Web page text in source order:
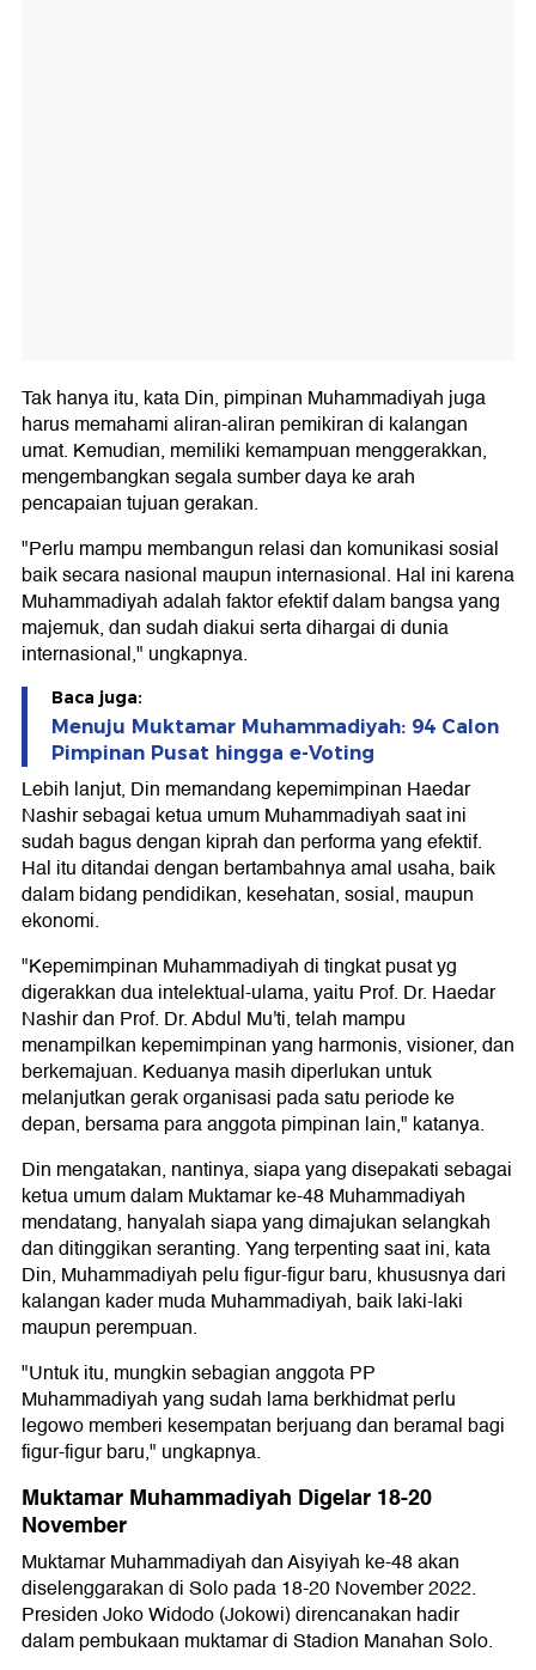
Tak hanya itu, kata Din, pimpinan Muhammadiyah juga
harus memahami aliran-aliran pemikiran di kalangan
umat. Kemudian, memiliki kemampuan menggerakkan,
mengembangkan segala sumber daya ke arah
pencapaian tujuan gerakan.
"Perlu mampu membangun relasi dan komunikasi sosial
baik secara nasional maupun internasional. Hal ini karena
Muhammadiyah adalah faktor efektif dalam bangsa yang
majemuk, dan sudah diakui serta dihargai di dunia
internasional," ungkapnya.
Baca juga:
Menuju Muktamar Muhammadiyah: 94 Calon
Pimpinan Pusat hingga e-Voting
Lebih lanjut, Din memandang kepemimpinan Haedar
Nashir sebagai ketua umum Muhammadiyah saat ini
sudah bagus dengan kiprah dan performa yang efektif.
Hal itu ditandai dengan bertambahnya amal usaha, baik
dalam bidang pendidikan, kesehatan, sosial, maupun
ekonomi.
"Kepemimpinan Muhammadiyah di tingkat pusat yg
digerakkan dua intelektual-ulama, yaitu Prof. Dr. Haedar
Nashir dan Prof. Dr. Abdul Mu'ti, telah mampu
menampilkan kepemimpinan yang harmonis, visioner, dan
berkemajuan. Keduanya masih diperlukan untuk
melanjutkan gerak organisasi pada satu periode ke
depan, bersama para anggota pimpinan lain," katanya.
Din mengatakan, nantinya, siapa yang disepakati sebagai
ketua umum dalam Muktamar ke-48 Muhammadiyah
mendatang, hanyalah siapa yang dimajukan selangkah
dan ditinggikan seranting. Yang terpenting saat ini, kata
Din, Muhammadiyah pelu figur-figur baru, khususnya dari
kalangan kader muda Muhammadiyah, baik laki-laki
maupun perempuan.
"Untuk itu, mungkin sebagian anggota PP
Muhammadiyah yang sudah lama berkhidmat perlu
legowo memberi kesempatan berjuang dan beramal bagi
figur-figur baru," ungkapnya.
Muktamar Muhammadiyah Digelar 18-20
November
Muktamar Muhammadiyah dan Aisyiyah ke-48 akan
diselenggarakan di Solo pada 18-20 November 2022.
Presiden Joko Widodo (Jokowi) direncanakan hadir
dalam pembukaan muktamar di Stadion Manahan Solo.